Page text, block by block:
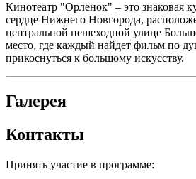
Кинотеатр "Орленок" – это знаковая
сердце Нижнего Новгорода,
центральной пешеходной улице
место, где каждый найдет фильм по
прикоснуться к большому искусству.
Галерея
Контакты
Принять участие в программе: